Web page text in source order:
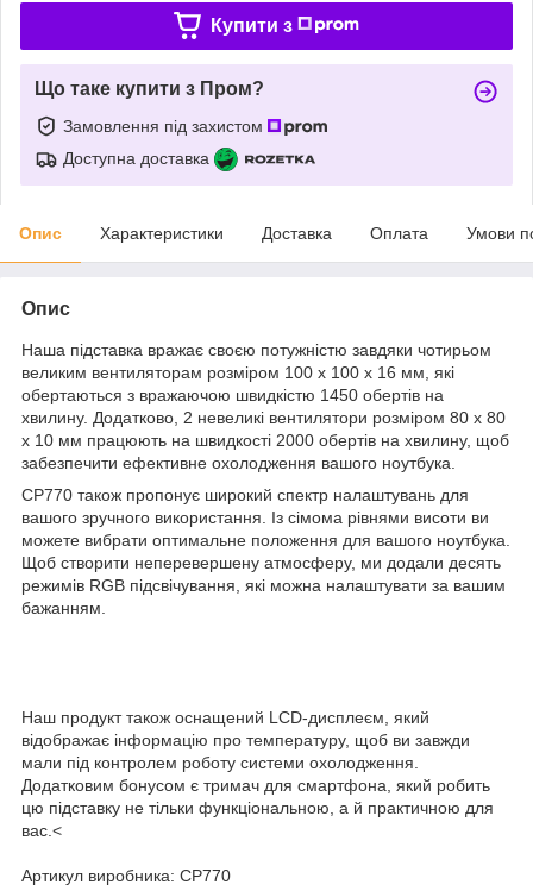
Купити з
Що таке купити з Пром?
Замовлення під захистом
Доступна доставка
Опис Характеристики Доставка Оплата Умови
Опис
Наша підставка вражає своєю потужністю завдяки чотирьом
великим вентиляторам розміром 100 х 100 х 16 мм, які
обертаються з вражаючою швидкістю 1450 обертів на
хвилину. Додатково, 2 невеликі вентилятори розміром 80 х 80
х 10 мм працюють на швидкості 2000 обертів на хвилину, щоб
забезпечити ефективне охолодження вашого ноутбука.
CP770 також пропонує широкий спектр налаштувань для
вашого зручного використання. Із сімома рівнями висоти ви
можете вибрати оптимальне положення для вашого ноутбука.
Щоб створити неперевершену атмосферу, ми додали десять
режимів RGB підсвічування, які можна налаштувати за вашим
бажанням.
Наш продукт також оснащений LCD-дисплеєм, який
відображає інформацію про температуру, щоб ви завжди
мали під контролем роботу системи охолодження.
Додатковим бонусом є тримач для смартфона, який робить
цю підставку не тільки функціональною, а й практичною для
вас.<
Артикул виробника: CP770